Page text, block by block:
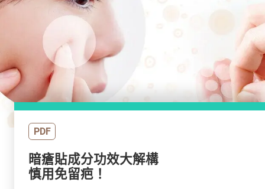
PDF
暗瘡貼成分功效大解構
慎用免留疤！